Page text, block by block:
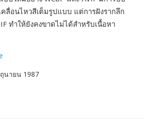
ลื่อนไหวสีเต็มรูปแบบ แต่การฝังรากลึก
ทำให้ยังคงขาดไม่ได้สำหรับเนื้อหา
นายน 1987